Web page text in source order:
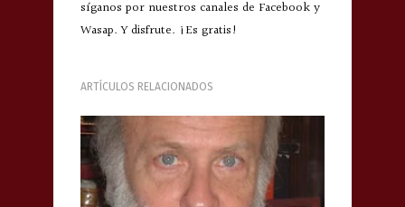
síganos por nuestros canales de Facebook y
Wasap. Y disfrute. ¡Es gratis!
ARTÍCULOS RELACIONADOS